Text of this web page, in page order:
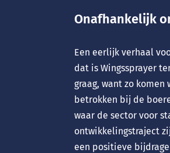
Onafhankelijk
Een eerlijk verhaal
dat is Wingssprayer
graag, want zo komen
betrokken bij de
waar de sector voor
ontwikkelingstraject
een positieve